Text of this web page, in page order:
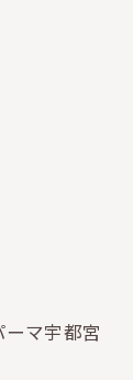
マ宇都宮